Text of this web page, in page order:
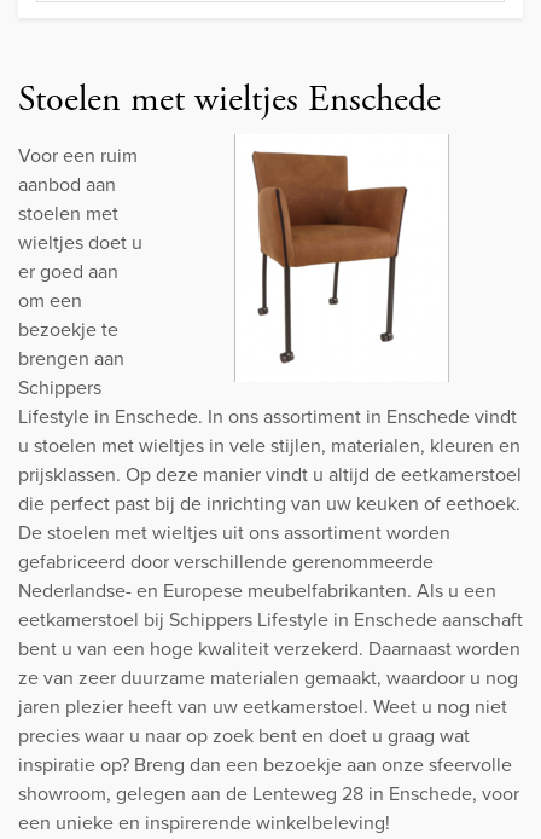
Stoelen met wieltjes Enschede
Voor een ruim
aanbod aan
stoelen met
wieltjes doet u
er goed aan
om een
bezoekje te
brengen aan
Schippers
Lifestyle in Enschede. In ons assortiment in Enschede vindt
u stoelen met wieltjes in vele stijlen, materialen, kleuren en
prijsklassen. Op deze manier vindt u altijd de eetkamerstoel
die perfect past bij de inrichting van uw keuken of eethoek.
De stoelen met wieltjes uit ons assortiment worden
gefabriceerd door verschillende gerenommeerde
Nederlandse- en Europese meubelfabrikanten. Als u een
eetkamerstoel bij Schippers Lifestyle in Enschede aanschaft
bent u van een hoge kwaliteit verzekerd. Daarnaast worden
ze van zeer duurzame materialen gemaakt, waardoor u nog
jaren plezier heeft van uw eetkamerstoel. Weet u nog niet
precies waar u naar op zoek bent en doet u graag wat
inspiratie op? Breng dan een bezoekje aan onze sfeervolle
showroom, gelegen aan de Lenteweg 28 in Enschede, voor
een unieke en inspirerende winkelbeleving!